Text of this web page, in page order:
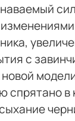
с
спрятано в